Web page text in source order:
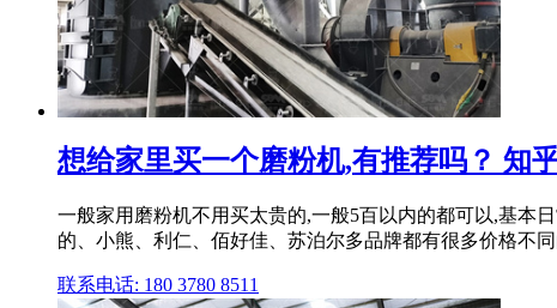
想给家里买一个磨粉机,有推荐吗？ 知
一般家用磨粉机不用买太贵的,一般5百以内的都可以,基本
的、小熊、利仁、佰好佳、苏泊尔多品牌都有很多价格不
联系电话: 180 3780 8511